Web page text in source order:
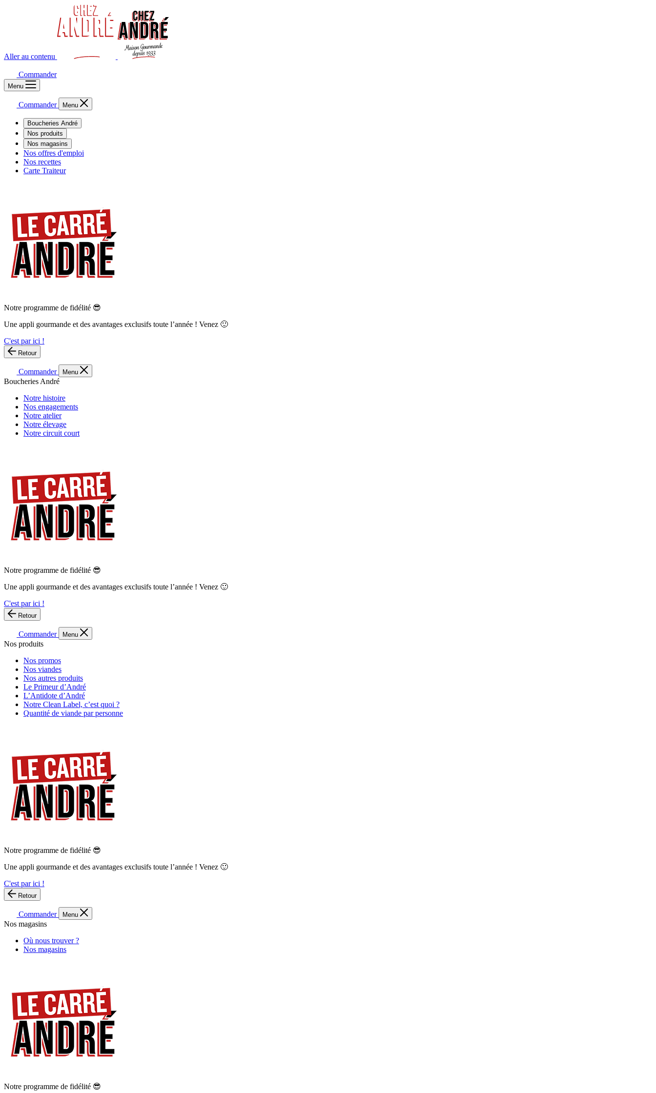
Aller au contenu
Commander
Menu
Commander Menu
Boucheries André
Nos produits
Nos magasins
Nos offres d'emploi
Nos recettes
Carte Traiteur
Notre programme de fidélité 😎
Une appli gourmande et des avantages exclusifs toute l’année ! Venez 🙂
C'est par ici !
Retour
Commander Menu
Boucheries André
Notre histoire
Nos engagements
Notre atelier
Notre élevage
Notre circuit court
Notre programme de fidélité 😎
Une appli gourmande et des avantages exclusifs toute l’année ! Venez 🙂
C'est par ici !
Retour
Commander Menu
Nos produits
Nos promos
Nos viandes
Nos autres produits
Le Primeur d’André
L’Antidote d’André
Notre Clean Label, c’est quoi ?
Quantité de viande par personne
Notre programme de fidélité 😎
Une appli gourmande et des avantages exclusifs toute l’année ! Venez 🙂
C'est par ici !
Retour
Commander Menu
Nos magasins
Où nous trouver ?
Nos magasins
Notre programme de fidélité 😎